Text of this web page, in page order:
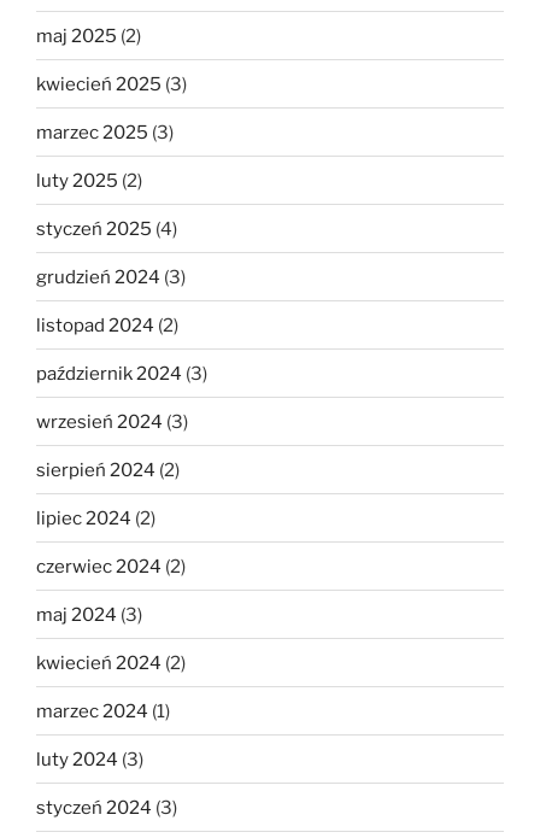
maj 2025 (2)
kwiecień 2025 (3)
marzec 2025 (3)
luty 2025 (2)
styczeń 2025 (4)
grudzień 2024 (3)
listopad 2024 (2)
październik 2024 (3)
wrzesień 2024 (3)
sierpień 2024 (2)
lipiec 2024 (2)
czerwiec 2024 (2)
maj 2024 (3)
kwiecień 2024 (2)
marzec 2024 (1)
luty 2024 (3)
styczeń 2024 (3)